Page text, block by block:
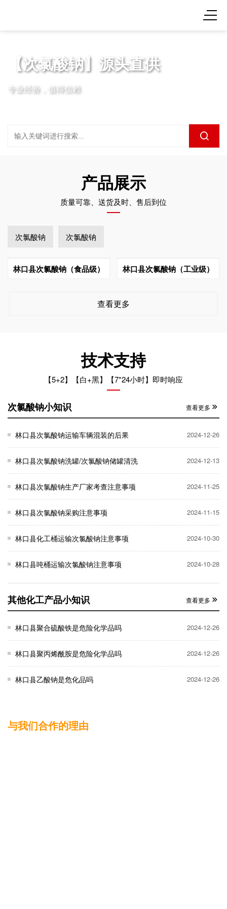
【次氯酸钠】源头直供
专业经验，值得信赖
产品展示
质量可靠、送货及时、售后到位
次氯酸钠 次氯酸钠
林口县次氯酸钠（食品级） 林口县次氯酸钠（工业级）
查看更多
技术支持
【5+2】【白+黑】【7*24小时】即时响应
次氯酸钠小知识 查看更多
林口县次氯酸钠运输车辆混装的后果 2024-12-26
林口县次氯酸钠洗罐/次氯酸钠储罐清洗 2024-12-13
林口县次氯酸钠生产厂家考查注意事项 2024-11-25
林口县次氯酸钠采购注意事项 2024-11-15
林口县化工桶运输次氯酸钠注意事项 2024-10-30
林口县吨桶运输次氯酸钠注意事项 2024-10-28
其他化工产品小知识 查看更多
林口县聚合硫酸铁是危险化学品吗 2024-12-26
林口县聚丙烯酰胺是危险化学品吗 2024-12-26
林口县乙酸钠是危化品吗 2024-12-26
与我们合作的理由